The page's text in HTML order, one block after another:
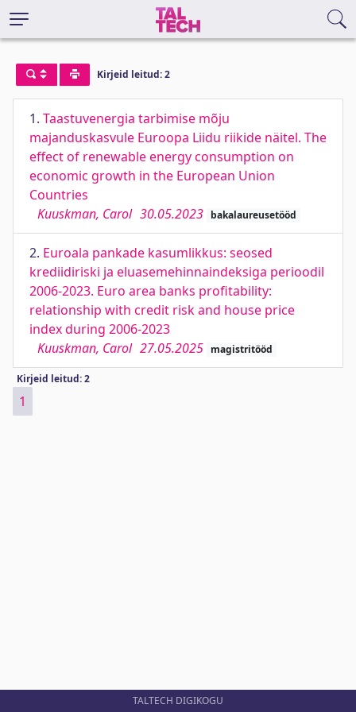
Kirjeid leitud: 2
1. Taastuvenergia tarbimise mõju
majanduskasvule Euroopa Liidu riikide näitel. The
effect of renewable energy consumption on
economic growth in the European Union
Countries
Kuuskman, Carol 30.05.2023 bakalaureusetööd
2. Euroala pankade kasumlikkus: seosed
krediidiriski ja eluasemehinnaindeksiga perioodil
2006-2023. Euro area banks profitability:
relationship with credit risk and house price
index during 2006-2023
Kuuskman, Carol 27.05.2025 magistritööd
Kirjeid leitud: 2
1
TALTECH DIGIKOGU